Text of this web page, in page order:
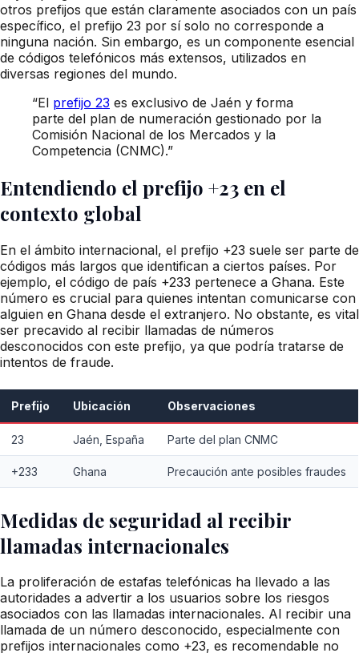
otros prefijos que están claramente asociados con un país
específico, el prefijo 23 por sí solo no corresponde a
ninguna nación. Sin embargo, es un componente esencial
de códigos telefónicos más extensos, utilizados en
diversas regiones del mundo.
“El prefijo 23 es exclusivo de Jaén y forma
parte del plan de numeración gestionado por la
Comisión Nacional de los Mercados y la
Competencia (CNMC).”
Entendiendo el prefijo +23 en el
contexto global
En el ámbito internacional, el prefijo +23 suele ser parte de
códigos más largos que identifican a ciertos países. Por
ejemplo, el código de país +233 pertenece a Ghana. Este
número es crucial para quienes intentan comunicarse con
alguien en Ghana desde el extranjero. No obstante, es vital
ser precavido al recibir llamadas de números
desconocidos con este prefijo, ya que podría tratarse de
intentos de fraude.
Prefijo Ubicación Observaciones
23 Jaén, España Parte del plan CNMC
+233 Ghana Precaución ante posibles fraudes
Medidas de seguridad al recibir
llamadas internacionales
La proliferación de estafas telefónicas ha llevado a las
autoridades a advertir a los usuarios sobre los riesgos
asociados con las llamadas internacionales. Al recibir una
llamada de un número desconocido, especialmente con
prefijos internacionales como +23, es recomendable no